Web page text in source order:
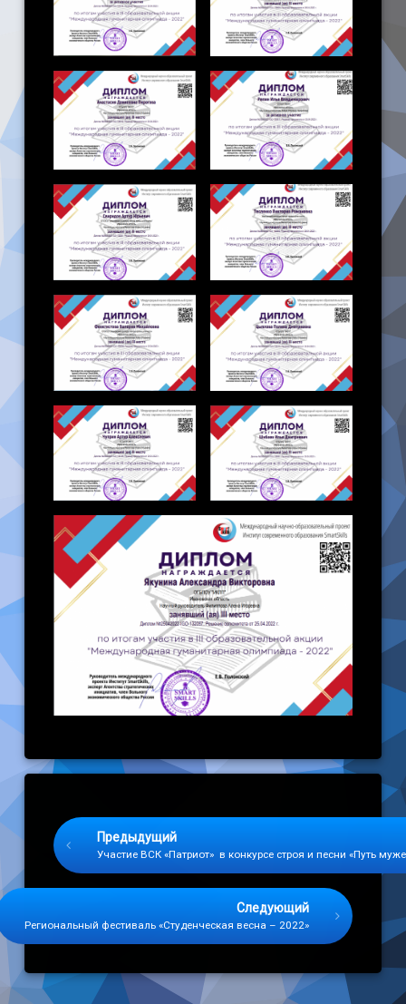
Предыдущий
Участие ВСК «Патриот» в конкурсе строя и песни «Путь
Следующий
Региональный фестиваль «Студенческая весна – 2022»